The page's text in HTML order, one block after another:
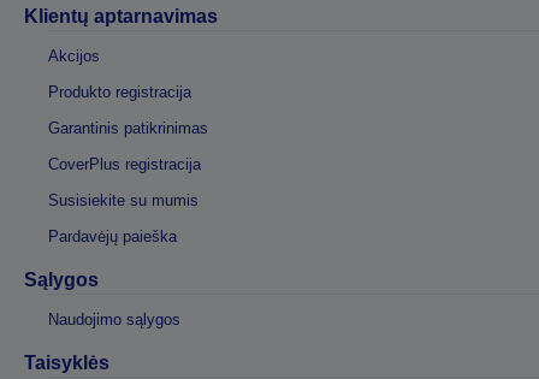
Klientų aptarnavimas
Akcijos
Produkto registracija
Garantinis patikrinimas
CoverPlus registracija
Susisiekite su mumis
Pardavėjų paieška
Sąlygos
Naudojimo sąlygos
Taisyklės